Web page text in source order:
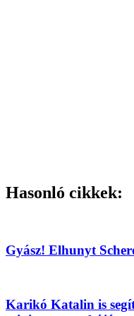
Hasonló cikkek:
Gyász! Elhunyt
Karikó Katalin is